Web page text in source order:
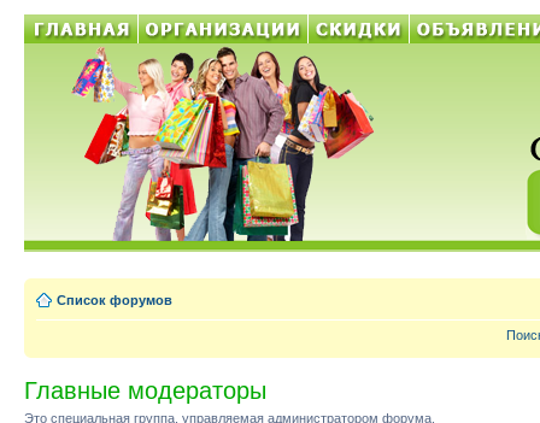
Список форумов
Главные модераторы
Это специальная группа, управляемая администратором форума.